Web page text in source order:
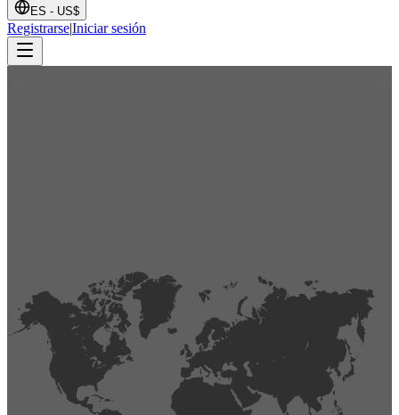
ES - US$
Registrarse|Iniciar sesión
404Página no encontrada,
La página que buscas no existe o se ha cambiado de lugar.
Comprueba la URL e inténtalo de nuevo.